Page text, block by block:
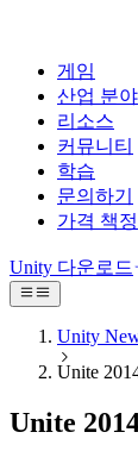
게임
산업 분야
리소스
커뮤니티
학습
문의하기
가격 책정
Unity 엔진
모든 플랫폼
협업
팀과 함께 신
Unity 다운로드
3D 협업
실시간 3D 프
몰입형 교육
몰입도 높은 환
기술 자료
공식 유저. '광
릴리스 버전
토론
토론, 문제 해
글로벌 이벤트
Unity Learn
무료로 Unity
전문 교육
Unity 처음 사
도움 받기
성공을 위한
Success 플랜
전문가 지원을
Unity 다운로드
Unity
Unite
Unite